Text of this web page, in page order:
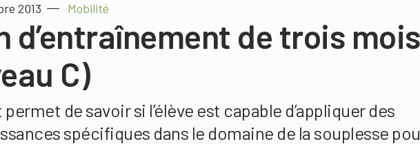
2013 Mobilité
d’entraînement de trois mois
C)
de savoir si l’élève est capable d’appliquer des
spécifiques dans le domaine de la souplesse